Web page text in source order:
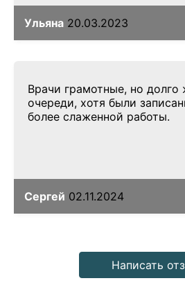
Ульяна 20.03.2023
Врачи грамотные, но долго
очереди, хотя были
более слаженной работы.
Сергей 02.11.2024
Написать